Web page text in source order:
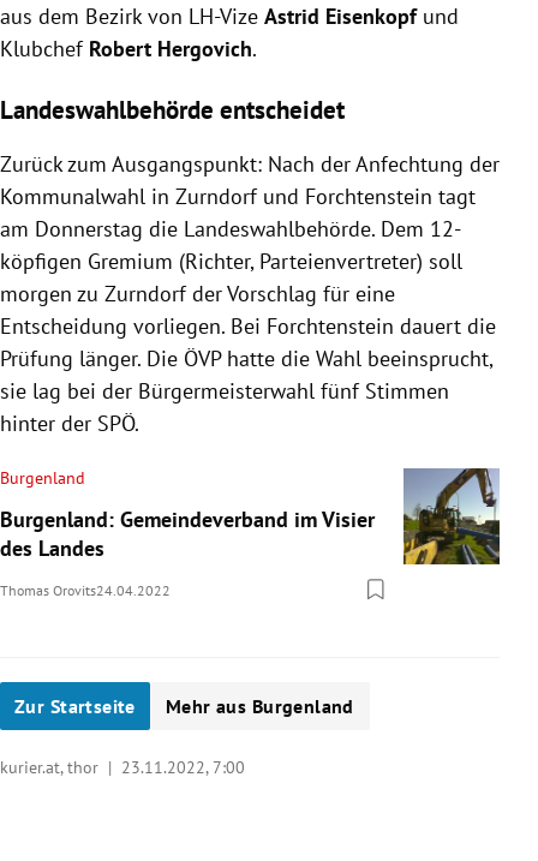
aus dem Bezirk von LH-Vize Astrid Eisenkopfund
Klubchef Robert Hergovich.
Landeswahlbehörde entscheidet
Zurück zum Ausgangspunkt: Nach der Anfechtung der
Kommunalwahl in Zurndorf und Forchtenstein tagt
am Donnerstag die Landeswahlbehörde. Dem 12-
köpfigen Gremium (Richter, Parteienvertreter) soll
morgen zu Zurndorf der Vorschlag für eine
Entscheidung vorliegen. Bei Forchtenstein dauert die
Prüfung länger. Die ÖVP hatte die Wahl beeinsprucht,
sie lag bei der Bürgermeisterwahl fünf Stimmen
hinter der SPÖ.
Burgenland
Burgenland: Gemeindeverband im Visier
des Landes
Thomas Orovits24.04.2022
Zur Startseite Mehr aus Burgenland
kurier.at, thor | 23.11.2022, 7:00